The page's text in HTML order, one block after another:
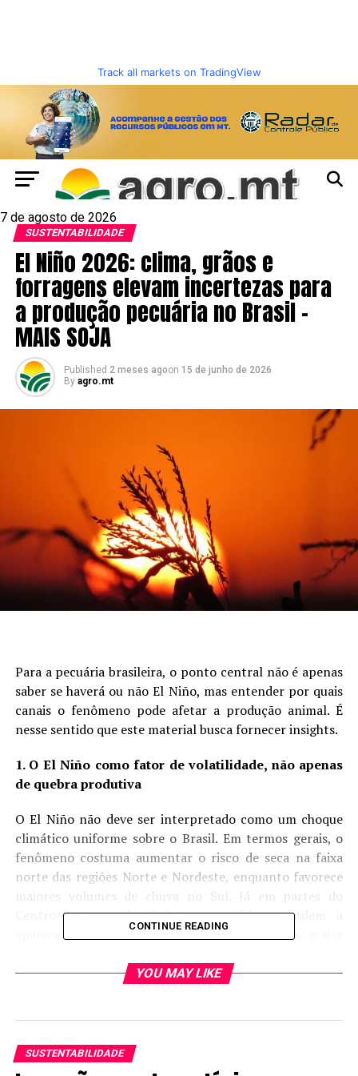
Track all markets on TradingView
7 de agosto de 2026
SUSTENTABILIDADE
El Niño 2026: clima, grãos e
forragens elevam incertezas para
a produção pecuária no Brasil –
MAIS SOJA
Published 2 meses agoon 15 de junho de 2026
By agro.mt
Para a pecuária brasileira, o ponto central não é apenas
saber se haverá ou não El Niño, mas entender por quais
canais o fenômeno pode afetar a produção animal. É
nesse sentido que este material busca fornecer insights.
1. O El Niño como fator de volatilidade, não apenas
de quebra produtiva
O El Niño não deve ser interpretado como um choque
climático uniforme sobre o Brasil. Em termos gerais, o
fenômeno costuma aumentar o risco de seca na faixa
norte das regiões Norte e Nordeste, enquanto favorece
maiores volumes de chuva no Sul. Já em partes do
Centro-Oeste e do Sudeste, os efeitos tendem a
aparecer mais como irregularidade das chuvas, maior
maior instabilidade na transição entre a estação seca e a
o Atlântico Tropical e o Atlântico Sul.
CONTINUE READING
YOU MAY LIKE
SUSTENTABILIDADE